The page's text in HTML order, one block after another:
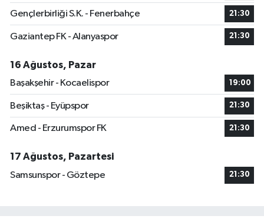
Gençlerbirliği S.K. - Fenerbahçe 21:30
Gaziantep FK - Alanyaspor 21:30
16 Ağustos, Pazar
Başakşehir - Kocaelispor
19:00
Beşiktaş - Eyüpspor 21:30
Amed - Erzurumspor FK 21:30
17 Ağustos, Pazartesi
Samsunspor - Göztepe
21:30